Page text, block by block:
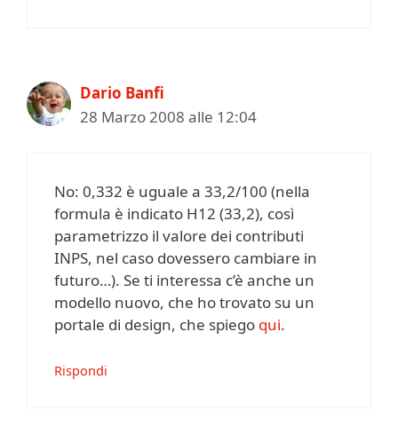
Dario Banfi
28 Marzo 2008 alle 12:04
No: 0,332 è uguale a 33,2/100 (nella
formula è indicato H12 (33,2), così
parametrizzo il valore dei contributi
INPS, nel caso dovessero cambiare in
futuro…). Se ti interessa c’è anche un
modello nuovo, che ho trovato su un
portale di design, che spiego qui.
Rispondi